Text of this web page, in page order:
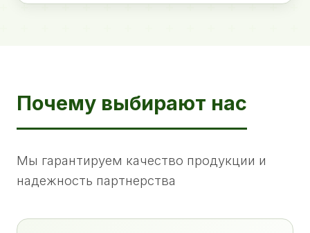
Почему выбирают нас
Мы гарантируем качество продукции и
надежность партнерства